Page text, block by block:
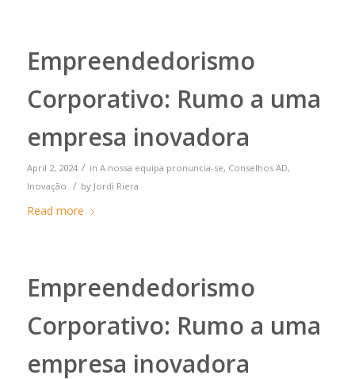
Empreendedorismo
Corporativo: Rumo a uma
empresa inovadora
April 2, 2024 / in A nossa equipa pronuncia-se, Conselhos AD,
Inovação / by Jordi Riera
Read more
Empreendedorismo
Corporativo: Rumo a uma
empresa inovadora